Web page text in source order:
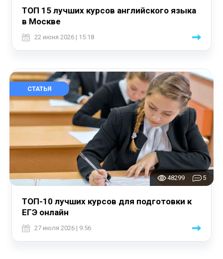
ТОП 15 лучших курсов английского языка
в Москве
22 июня 2026 | 15:18
СТАТЬЯ
48299 5
ТОП-10 лучших курсов для подготовки к
ЕГЭ онлайн
27 июля 2026 | 9:56